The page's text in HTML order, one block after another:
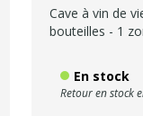
Cave à vin de
bouteilles - 1
En stock
Retour en stock